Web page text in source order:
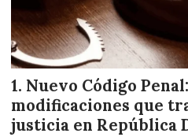
Nuevo Código
modificaciones que
justicia en República